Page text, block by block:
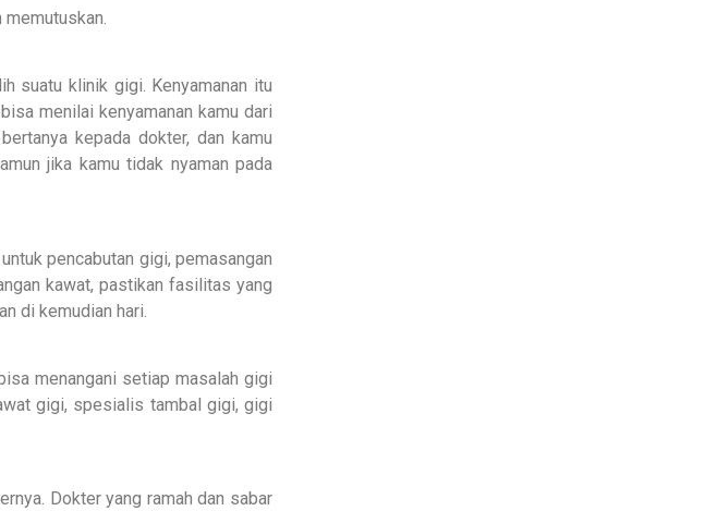
suatu klinik gigi. Kenyamanan itu
menilai kenyamanan kamu dari
kepada dokter, dan kamu
jika kamu tidak nyaman pada
pencabutan gigi, pemasangan
kawat, pastikan fasilitas yang
di kemudian hari.
menangani setiap masalah gigi
gigi, spesialis tambal gigi, gigi
Dokter yang ramah dan sabar